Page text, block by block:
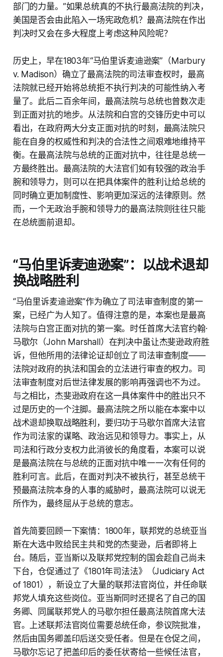
部门的力量。”如果总统真的不执行最高法院的判决，
美国是否会由此陷入一场宪政危机？最高法院在作出
判决时又会在多大程度上考虑这种风险呢？
历史上，早在1803年“马伯里诉麦迪逊案”（Marbury
v. Madison）确立了最高法院的司法审查权时，最高
法院就已经开始将总统拒不执行判决的可能性纳入考
量了。此后二百余年间，最高法院与总统也曾数次走
到正面对抗的地步。从法院和白宫的交锋历史中可以
看出，在政府两大分支正面对抗的时刻，最高法院只
能在自身的权威性和判决的合法性之间艰难地维持平
衡。在最高法院与总统的正面对抗中，往往是总统一
方最终胜出。最高法院的大法官们如有较强的政治手
腕和领导力，则可以在把具体案件的胜利让给总统的
同时确立更加制度性、影响更加深远的法律原则。然
而，一个无政治手腕和领导力的最高法院则往往只能
在总统面前退却。
“马伯里诉麦迪逊案”：以战术退却
换战略胜利
“马伯里诉麦迪逊案”作为确立了司法审查制度的第一
案，已经广为人知了。值得注意的是，本案也是最高
法院与白宫正面对抗的第一案。时任首席大法官约翰·
马歇尔（John Marshall）在判决中虽让杰斐逊政府胜
诉，但他所用的法律论证却创立了司法审查制度——
法院对政府的执法和国会的立法进行审查的权力。司
法审查制度对后世法律发展的影响再强调也不为过。
与之相比，杰斐逊政府在这一具体案件中的胜出只不
过是历史的一个注脚。最高法院之所以能在本案中以
战术退却换取战略胜利，要归功于马歇尔首席大法官
作为司法家的谋略、政治远见和领导力。事实上，从
司法和行政分支权力此消彼长的角度看，本案可以说
是最高法院在与总统的正面对抗中唯一一次有任何的
胜利可言。此后，在面对判决不被执行，甚至总统干
预最高法院本身的人事的威胁时，最高法院可以说无
所作为，最终屈从于总统的意志。
首先简要回顾一下案情：1800年，联邦党的总统亚当
斯在大选中败给民主共和党的杰斐逊，后者即将上
台。随后，亚当斯以及联邦党控制的国会趁自己尚未
下台，仓促通过了《1801年司法法》（Judiciary Act
of 1801），新设立了大量的联邦法官岗位，并任命联
邦党人填充这些岗位。亚当斯同时还提名了自己的国
务卿、同属联邦党人的马歇尔担任最高法院首席大法
官。上述联邦法官岗位需要总统任命，参议院批准，
然后由国务卿盖印后送交受任者。但是在仓促之间，
马歇尔忘记了把盖印后的委任状寄给一些候任法官，